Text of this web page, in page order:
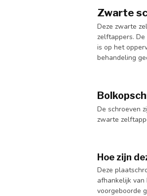
Zwarte
Deze zwarte
zelftappers.
is op het
behandeling
De schroeven
zwarte
Hoe zijn
Deze
afhankelijk
voorgeboorde